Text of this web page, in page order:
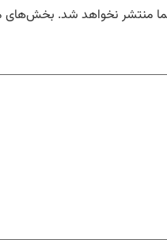
منتشر نخواهد شد. بخش‌های